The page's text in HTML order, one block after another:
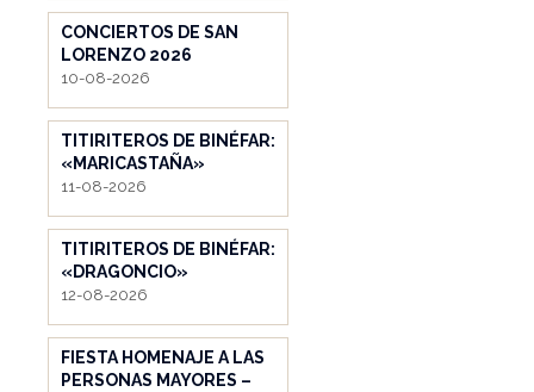
CONCIERTOS DE SAN
LORENZO 2026
10-08-2026
TITIRITEROS DE BINÉFAR:
«MARICASTAÑA»
11-08-2026
TITIRITEROS DE BINÉFAR:
«DRAGONCIO»
12-08-2026
FIESTA HOMENAJE A LAS
PERSONAS MAYORES –